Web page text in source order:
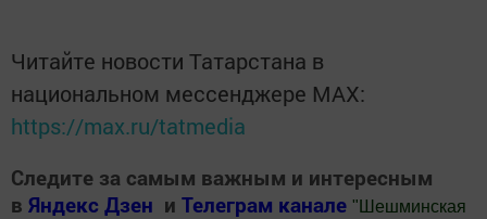
Читайте новости Татарстана в
национальном мессенджере MАХ:
https://max.ru/tatmedia
Следите за самым важным и интересным
в Яндекс Дзен и Телеграм канале " Шешминская